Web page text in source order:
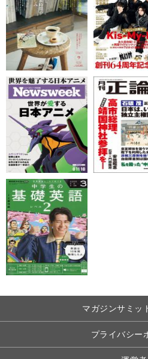
マガジンサミッ
プライバシー